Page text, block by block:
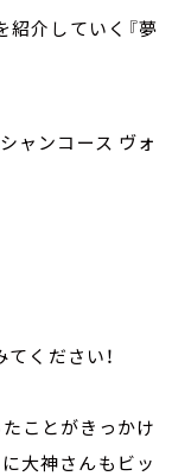
紹介していく『夢
ャンコース ヴォ
ください！
ことがきっかけ
大神さんもビッ